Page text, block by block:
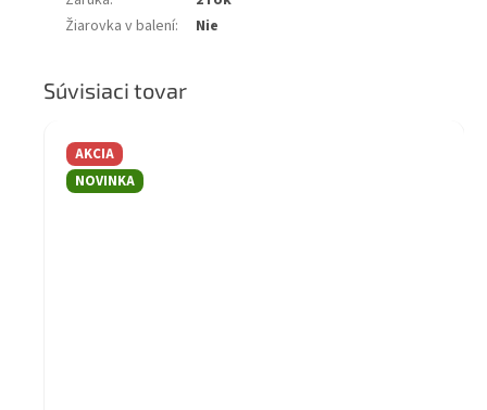
Žiarovka v balení: Nie
Súvisiaci tovar
AKCIA
NOVINKA